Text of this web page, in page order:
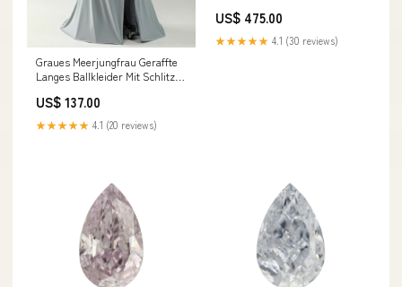
Graues Meerjungfrau Geraffte
Langes Ballkleider Mit Schlitz
US$ 137.00
★★★★★ 4.1 (20 reviews)
Einschrauben) gb
US$ 475.00
★★★★★ 4.1 (30 reviews)